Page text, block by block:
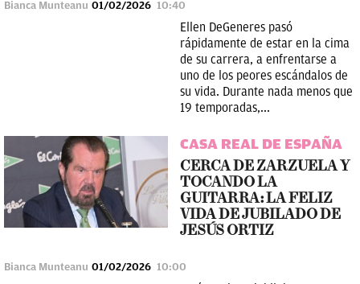
Bianca Munteanu 01/02/2026 10:40
Ellen DeGeneres pasó
rápidamente de estar en la cima
de su carrera, a enfrentarse a
uno de los peores escándalos de
su vida. Durante nada menos que
19 temporadas,...
CASA REAL DE ESPAÑA
CERCA DE ZARZUELA Y
TOCANDO LA
GUITARRA: LA FELIZ
VIDA DE JUBILADO DE
JESÚS ORTIZ
Bianca Munteanu 01/02/2026 10:00